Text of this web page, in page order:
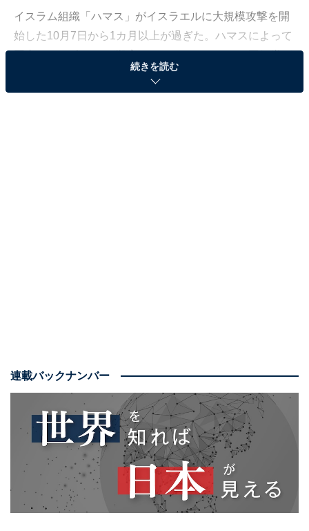
イスラム組織「ハマス」がイスラエルに大規模攻撃を開
始した10月7日から1カ月以上が過ぎた。ハマスによって
実効支配しているパレスチナ自治区ガザ地区に対して報
復攻撃を行っている。ガザでは1万人以上が死亡したと
ミサイル警告アプリが攻撃対象に
10月7日の大規模攻撃を発端に、ハマスを支持する勢力
によるイスラエルへのサイバー攻撃が顕著となってい
る。
イスラエルではパレスチナの武装勢力によるミサイル攻
撃などがしょっちゅう起きているため、国内に向けて発
続きを読む
連載バックナンバー